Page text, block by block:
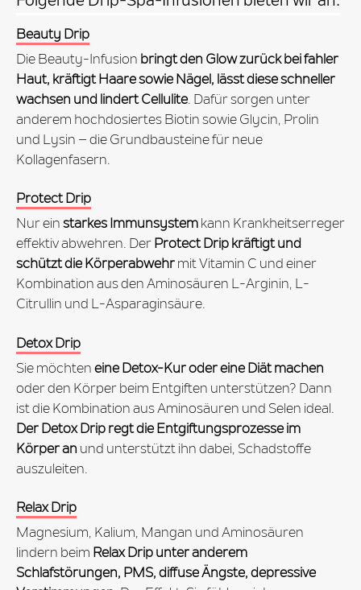
Beauty Drip
Die Beauty-Infusion bringt den Glow zurück bei fahler
Haut, kräftigt Haare sowie Nägel, lässt diese schneller
wachsen und lindert Cellulite. Dafür sorgen unter
anderem hochdosiertes Biotin sowie Glycin, Prolin
und Lysin – die Grundbausteine für neue
Kollagenfasern.
Protect Drip
Nur ein starkes Immunsystem kann Krankheitserreger
effektiv abwehren. Der Protect Drip kräftigt und
schützt die Körperabwehr mit Vitamin C und einer
Kombination aus den Aminosäuren L-Arginin, L-
Citrullin und L-Asparaginsäure.
Detox Drip
Sie möchten eine Detox-Kur oder eine Diät machen
oder den Körper beim Entgiften unterstützen? Dann
ist die Kombination aus Aminosäuren und Selen ideal.
Der Detox Drip regt die Entgiftungsprozesse im
Körper an und unterstützt ihn dabei, Schadstoffe
auszuleiten.
Relax Drip
Magnesium, Kalium, Mangan und Aminosäuren
lindern beim Relax Drip unter anderem
Schlafstörungen, PMS, diffuse Ängste, depressive